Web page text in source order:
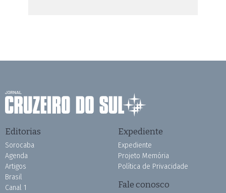
Editorias
Sorocaba
Agenda
Artigos
Brasil
Canal 1
Expediente
Expediente
Projeto Memória
Política de Privacidade
Fale conosco